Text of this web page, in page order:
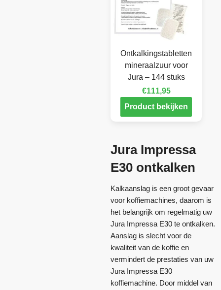
Ontkalkingstabletten
mineraalzuur voor
Jura – 144 stuks
€111,95
Product bekijken
Jura Impressa
E30 ontkalken
Kalkaanslag is een groot gevaar
voor koffiemachines, daarom is
het belangrijk om regelmatig uw
Jura Impressa E30 te ontkalken.
Aanslag is slecht voor de
kwaliteit van de koffie en
vermindert de prestaties van uw
Jura Impressa E30
koffiemachine. Door middel van